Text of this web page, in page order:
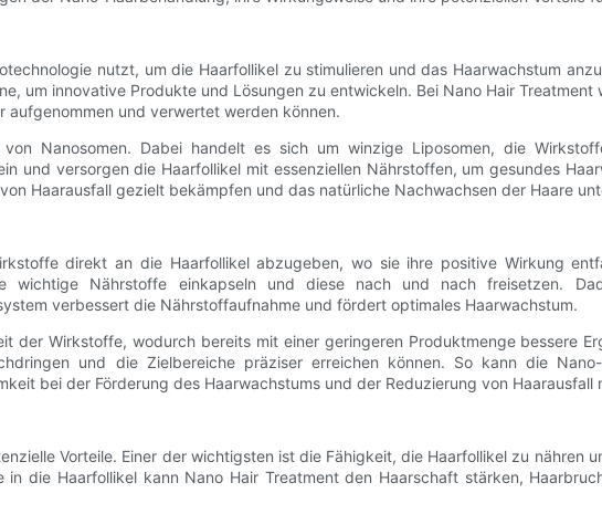
nutzt, um die Haarfollikel zu stimulieren und das Haarwachstum
um innovative Produkte und Lösungen zu entwickeln. Bei Nano Hair
und verwertet werden können.
Nanosomen. Dabei handelt es sich um winzige Liposomen, die
und versorgen die Haarfollikel mit essenziellen Nährstoffen, um gesundes
Haarausfall gezielt bekämpfen und das natürliche Nachwachsen der Haare
direkt an die Haarfollikel abzugeben, wo sie ihre positive Wirkung
wichtige Nährstoffe einkapseln und diese nach und nach freisetzen.
verbessert die Nährstoffaufnahme und fördert optimales Haarwachstum.
der Wirkstoffe, wodurch bereits mit einer geringeren Produktmenge bessere
und die Zielbereiche präziser erreichen können. So kann die Nano-
bei der Förderung des Haarwachstums und der Reduzierung von Haarausfall
Vorteile. Einer der wichtigsten ist die Fähigkeit, die Haarfollikel zu nähren
die Haarfollikel kann Nano Hair Treatment den Haarschaft stärken,